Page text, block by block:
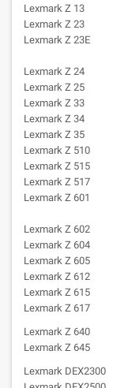
Lexmark Z 13
Lexmark Z 23
Lexmark Z 23E
Lexmark Z 24
Lexmark Z 25
Lexmark Z 33
Lexmark Z 34
Lexmark Z 35
Lexmark Z 510
Lexmark Z 515
Lexmark Z 517
Lexmark Z 601
Lexmark Z 602
Lexmark Z 604
Lexmark Z 605
Lexmark Z 612
Lexmark Z 615
Lexmark Z 617
Lexmark Z 640
Lexmark Z 645
Lexmark DEX2300